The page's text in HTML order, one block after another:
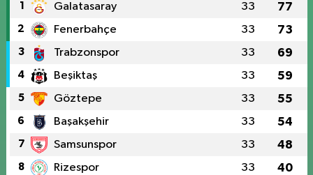
1 Galatasaray 33 77
2 Fenerbahçe 33 73
3 Trabzonspor 33 69
4 Beşiktaş 33 59
5 Göztepe 33 55
6 Başakşehir 33 54
7 Samsunspor 33 48
8 Rizespor 33 40